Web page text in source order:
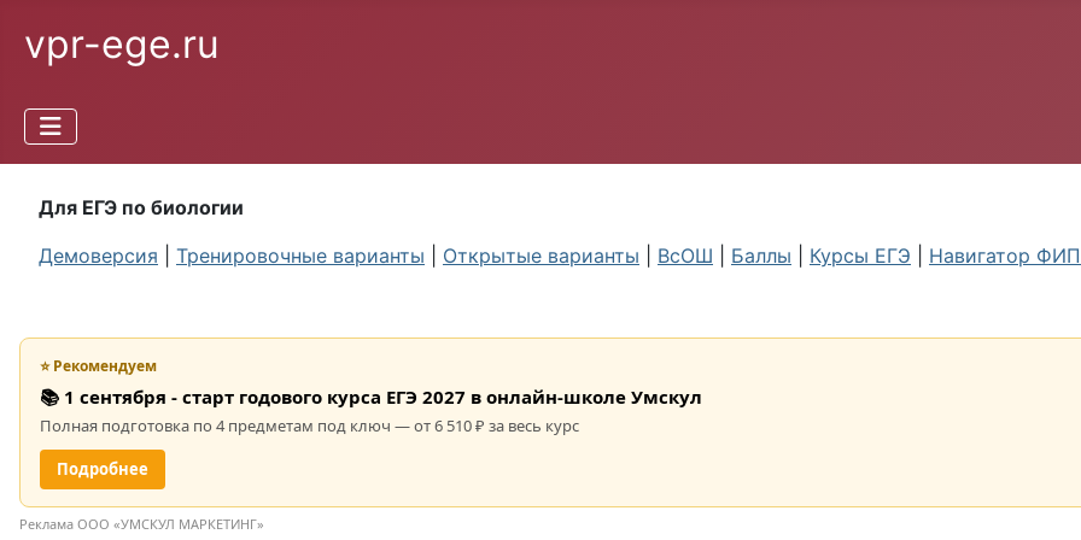
vpr-ege.ru
Для ЕГЭ по биологии
Демоверсия
Тренировочные варианты Открытые варианты ВсОШ Баллы Курсы ЕГЭ Навигатор
⭐ Рекомендуем
📚 1 сентября - старт годового курса ЕГЭ 2027 в онлайн-школе Умскул
Полная подготовка по 4 предметам под ключ — от 6 510 ₽ за весь курс
Подробнее
Реклама ООО «УМСКУЛ МАРКЕТИНГ»